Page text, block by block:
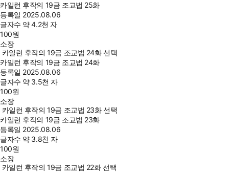
카일런 후작의 19금 조교법 25화
등록일 2025.08.06
글자수 약 4.2천 자
100원
소장
카일런 후작의 19금 조교법 24화 선택
카일런 후작의 19금 조교법 24화
등록일 2025.08.06
글자수 약 3.5천 자
100원
소장
카일런 후작의 19금 조교법 23화 선택
카일런 후작의 19금 조교법 23화
등록일 2025.08.06
글자수 약 3.8천 자
100원
소장
카일런 후작의 19금 조교법 22화 선택